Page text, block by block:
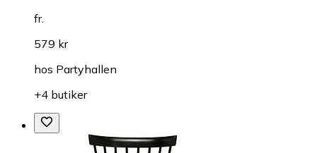
fr.
579 kr
hos Partyhallen
+4 butiker